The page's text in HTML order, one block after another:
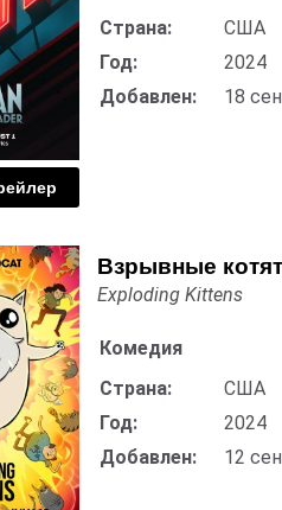
Страна:
США
Год:
2024
Добавлен:
18
Взрывные
Exploding Kittens
Комедия
Страна:
США
Год:
2024
Добавлен:
12